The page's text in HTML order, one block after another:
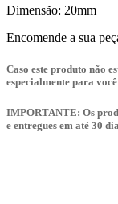
Dimensão: 20mm
Encomende a sua
Caso este produto não
especialmente para
IMPORTANTE: Os
e entregues em até 30